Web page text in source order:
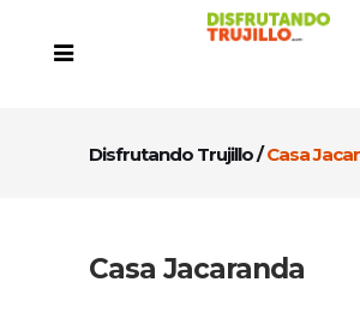
Disfrutando Trujillo/Casa
Casa Jacaranda